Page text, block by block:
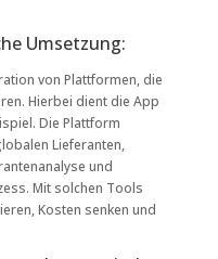
Umsetzung:
von Plattformen, die
Hierbei dient die App
Die Plattform
Lieferanten,
und
Mit solchen Tools
Kosten senken und